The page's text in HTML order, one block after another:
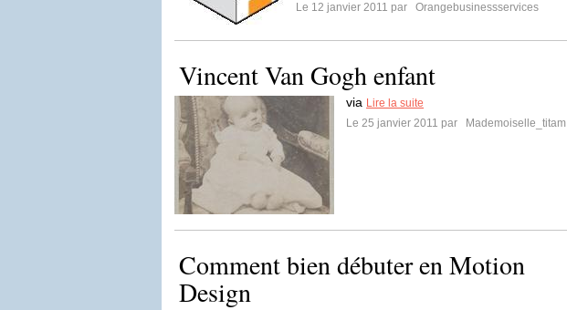
Le 12 janvier 2011 par
Orangebusinessservices
Vincent Van Gogh enfant
via Lire la suite
Le 25 janvier 2011 par
Mademoiselle_titam
Comment bien débuter en Motion
Design